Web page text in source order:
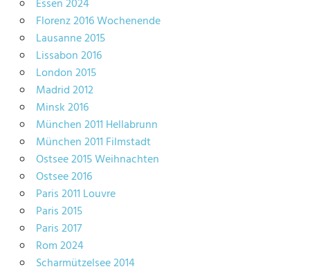
Essen 2024
Florenz 2016 Wochenende
Lausanne 2015
Lissabon 2016
London 2015
Madrid 2012
Minsk 2016
München 2011 Hellabrunn
München 2011 Filmstadt
Ostsee 2015 Weihnachten
Ostsee 2016
Paris 2011 Louvre
Paris 2015
Paris 2017
Rom 2024
Scharmützelsee 2014